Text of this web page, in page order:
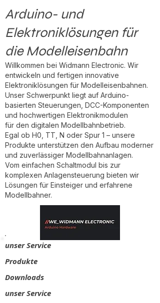
unser Service
​Produkte
Downloads
unser Service
Arduino- und
Elektroniklösungen für
die Modelleisenbahn
Willkommen bei Widmann Electronic. Wir
entwickeln und fertigen innovative
Elektroniklösungen für Modelleisenbahnen.
Unser Schwerpunkt liegt auf Arduino-
basierten Steuerungen, DCC-Komponenten
und hochwertigen Elektronikmodulen
für den digitalen Modellbahnbetrieb.
Egal ob H0, TT, N oder Spur 1 – unsere
Produkte unterstützen den Aufbau moderner
und zuverlässiger Modellbahnanlagen.
Vom einfachen Schaltmodul bis zur
komplexen Anlagensteuerung bieten wir
Lösungen für Einsteiger und erfahrene
Modellbahner.